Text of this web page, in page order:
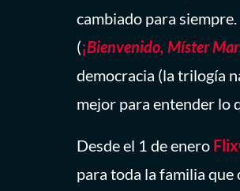
cambiado para
(¡Bienvenido, Míster
democracia (la trilogía
mejor para entender lo
Desde el 1 de enero
para toda la familia que